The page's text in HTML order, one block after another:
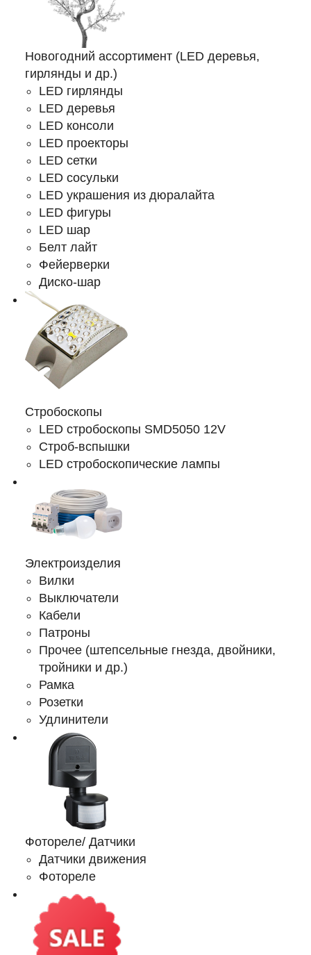
Новогодний ассортимент (LED деревья,
гирлянды и др.)
LED гирлянды
LED деревья
LED консоли
LED проекторы
LED сетки
LED сосульки
LED украшения из дюралайта
LED фигуры
LED шар
Белт лайт
Фейерверки
Диско-шар
Стробоскопы
LED стробоскопы SMD5050 12V
Строб-вспышки
LED стробоскопические лампы
Электроизделия
Вилки
Выключатели
Кабели
Патроны
Прочее (штепсельные гнезда, двойники,
тройники и др.)
Рамка
Розетки
Удлинители
Фотореле/ Датчики
Датчики движения
Фотореле